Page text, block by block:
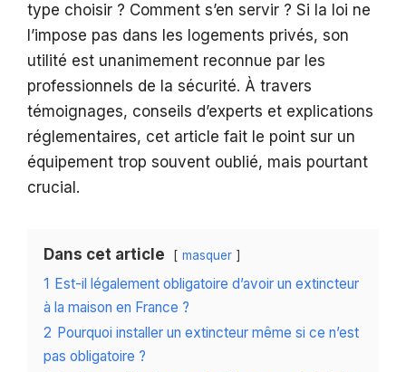
type choisir ? Comment s’en servir ? Si la loi ne
l’impose pas dans les logements privés, son
utilité est unanimement reconnue par les
professionnels de la sécurité. À travers
témoignages, conseils d’experts et explications
réglementaires, cet article fait le point sur un
équipement trop souvent oublié, mais pourtant
crucial.
Dans cet article masquer
1 Est-il légalement obligatoire d’avoir un extincteur
à la maison en France ?
2 Pourquoi installer un extincteur même si ce n’est
pas obligatoire ?